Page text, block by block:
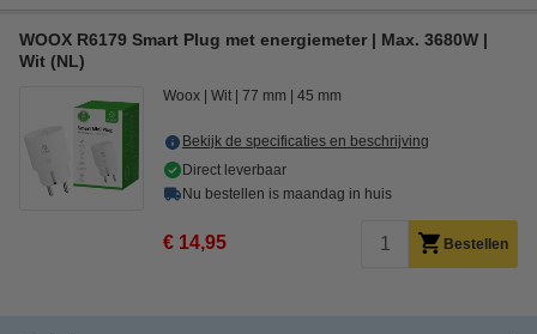
WOOX R6179 Smart Plug met energiemeter | Max. 3680W |
Wit (NL)
Woox Wit 77 mm 45 mm
Bekijk de specificaties en beschrijving
Direct leverbaar
Nu bestellen is maandag in huis
€ 14,95 Bestellen